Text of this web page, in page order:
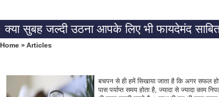
क्या सुबह जल्दी उठना आपके लिए भी फायदेमंद
Home »Articles
बचपन से ही हमें सिखाया जाता है कि अगर सफल
पास पर्याप्त समय होता है, ज्यादा से ज्यादा काम